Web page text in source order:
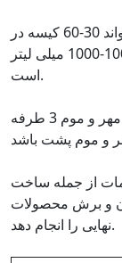
این دستگاه بسته بندی کیسه ای گرانول می تواند 30-60 کیسه در
دقیقه بسته بندی کند. وزن بسته بندی آن بین 100-1000 میلی لیتر
است.
سبک بسته بندی می تواند مهر و موم 4 طرفه، مهر و موم 3 طرفه
از جمله ساخت
و برش محصولات
نهایی را انجام دهد.